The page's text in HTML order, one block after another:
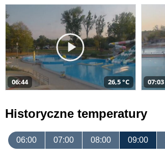
06:44 26,5 °C 07:03
Historyczne temperatury
06:00 07:00 08:00 09:00